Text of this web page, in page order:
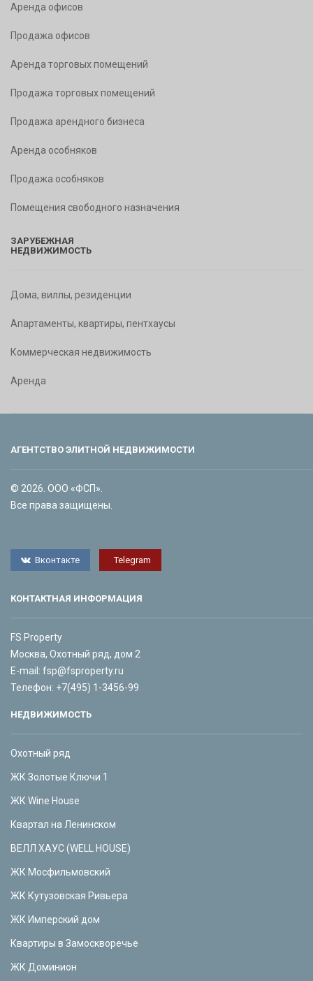
Аренда офисов
Продажа офисов
Аренда торговых помещений
Продажа торговых помещений
Продажа арендного бизнеса
Аренда особняков
Продажа особняков
Помещения свободного назначения
ЗАРУБЕЖНАЯ
НЕДВИЖИМОСТЬ
Дома, виллы, резиденции
Апартаменты, квартиры, пентхаусы
Коммерческая недвижимость
Аренда
АГЕНТСТВО ЭЛИТНОЙ НЕДВИЖИМОСТИ
© 2026. ООО «ФСП».
Все права защищены.
Вконтакте Telegram
КОНТАКТНАЯ ИНФОРМАЦИЯ
FS Property
Москва, Охотный ряд, дом 2
E-mail: fsp@fsproperty.ru
Телефон: +7(495) 1-3456-99
НЕДВИЖИМОСТЬ
Охотный ряд
ЖК Золотые Ключи 1
ЖК Wine House
Квартал на Ленинском
ВЕЛЛ ХАУС (WELL HOUSE)
ЖК Мосфильмовский
ЖК Кутузовская Ривьера
ЖК Имперский дом
Квартиры в Замоскворечье
ЖК Доминион